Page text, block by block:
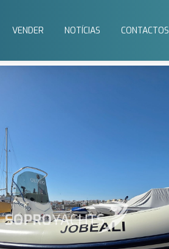
VENDER NOTÍCIAS CONTACTOS